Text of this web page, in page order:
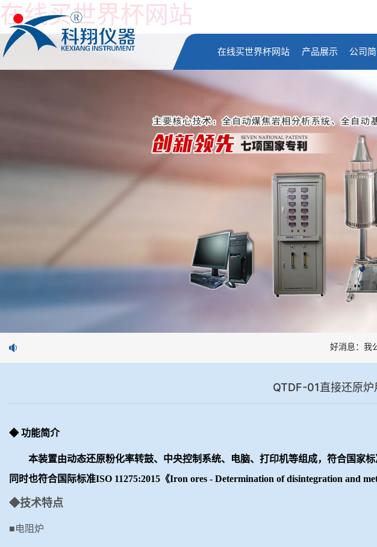
在线买世界杯网站
在线买世界杯网站 产品展示 公司
好消息：我公
QTDF-01直接还原
◆ 功能简介
本装置由动态还原粉化率转鼓、中央控制系统、电脑、打印机等组成，符合国家标
同时也符合国际标准ISO 11275:2015《Iron ores - Determination of disintegration and
◆技术特点
■电阻炉